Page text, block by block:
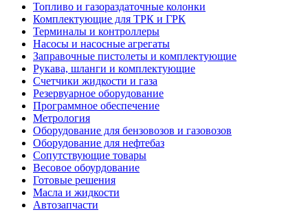
Топливо и газораздаточные колонки
Комплектующие для ТРК и ГРК
Терминалы и контроллеры
Насосы и насосные агрегаты
Заправочные пистолеты и комплектующие
Рукава, шланги и комплектующие
Счетчики жидкости и газа
Резервуарное оборудование
Программное обеспечение
Метрология
Оборудование для бензовозов и газовозов
Оборудование для нефтебаз
Сопутствующие товары
Весовое обоурдование
Готовые решения
Масла и жидкости
Автозапчасти